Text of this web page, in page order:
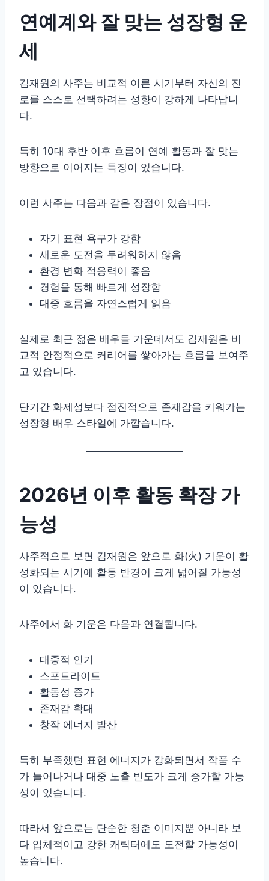
연예계와 잘 맞는 성장형 운
세
김재원의 사주는 비교적 이른 시기부터 자신의 진
로를 스스로 선택하려는 성향이 강하게 나타납니
다.
특히 10대 후반 이후 흐름이 연예 활동과 잘 맞는
방향으로 이어지는 특징이 있습니다.
이런 사주는 다음과 같은 장점이 있습니다.
자기 표현 욕구가 강함
새로운 도전을 두려워하지 않음
환경 변화 적응력이 좋음
경험을 통해 빠르게 성장함
대중 흐름을 자연스럽게 읽음
실제로 최근 젊은 배우들 가운데서도 김재원은 비
교적 안정적으로 커리어를 쌓아가는 흐름을 보여주
고 있습니다.
단기간 화제성보다 점진적으로 존재감을 키워가는
성장형 배우 스타일에 가깝습니다.
2026년 이후 활동 확장 가
능성
사주적으로 보면 김재원은 앞으로 화(火) 기운이 활
성화되는 시기에 활동 반경이 크게 넓어질 가능성
이 있습니다.
사주에서 화 기운은 다음과 연결됩니다.
대중적 인기
스포트라이트
활동성 증가
존재감 확대
창작 에너지 발산
특히 부족했던 표현 에너지가 강화되면서 작품 수
가 늘어나거나 대중 노출 빈도가 크게 증가할 가능
성이 있습니다.
따라서 앞으로는 단순한 청춘 이미지뿐 아니라 보
다 입체적이고 강한 캐릭터에도 도전할 가능성이
높습니다.